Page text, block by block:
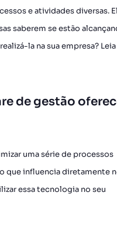
e atividades diversas.
saberem se estão
la na sua empresa?
de gestão
uma série de processos
que influencia diretamente
essa tecnologia no seu